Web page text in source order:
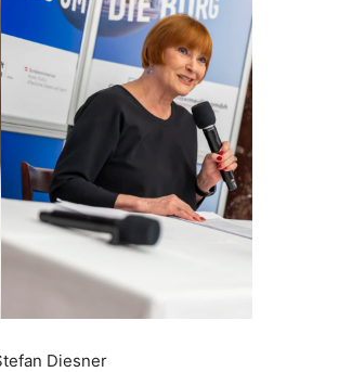
Diesner